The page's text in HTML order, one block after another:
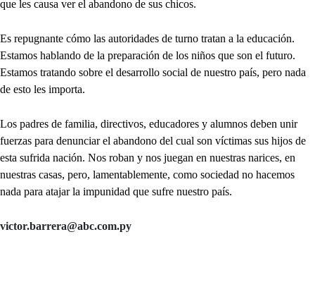
que les causa ver el abandono de sus chicos.
Es repugnante cómo las autoridades de turno tratan a la educación.
Estamos hablando de la preparación de los niños que son el futuro.
Estamos tratando sobre el desarrollo social de nuestro país, pero nada
de esto les importa.
Los padres de familia, directivos, educadores y alumnos deben unir
fuerzas para denunciar el abandono del cual son víctimas sus hijos de
esta sufrida nación. Nos roban y nos juegan en nuestras narices, en
nuestras casas, pero, lamentablemente, como sociedad no hacemos
nada para atajar la impunidad que sufre nuestro país.
victor.barrera@abc.com.py